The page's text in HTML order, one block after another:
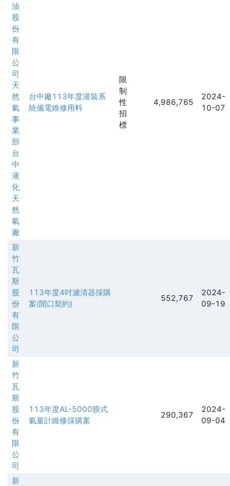
油
股
份
有
限
公
司
天
然
氣
事
業
部
台
中
液
化
天
然
氣
廠
台中廠113年度灌裝系
統儀電維修用料
限
制
性
招
標
4,986,765
2024-
10-07
新
竹
瓦
斯
股
份
有
限
公
司
113年度4吋濾清器採購
案(開口契約)
552,767
2024-
09-19
新
竹
瓦
斯
股
份
有
限
公
司
113年度AL-5000膜式
氣量計維修採購案
290,367
2024-
09-04
新